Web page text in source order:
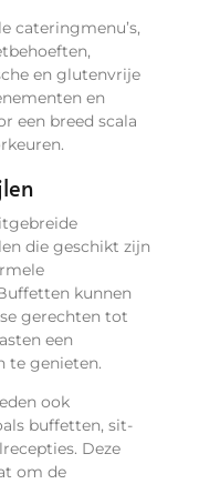
cateringmenu’s,
en glutenvrije
en
een breed scala
die geschikt zijn
kunnen
gerechten tot
een
te genieten.
ook
buffetten, sit-
Deze
om de